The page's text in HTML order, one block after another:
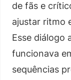
de fãs e
ajustar ritmo
Esse diálogo
funcionava
sequências